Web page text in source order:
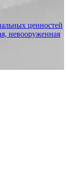
ценностей
невооруженная